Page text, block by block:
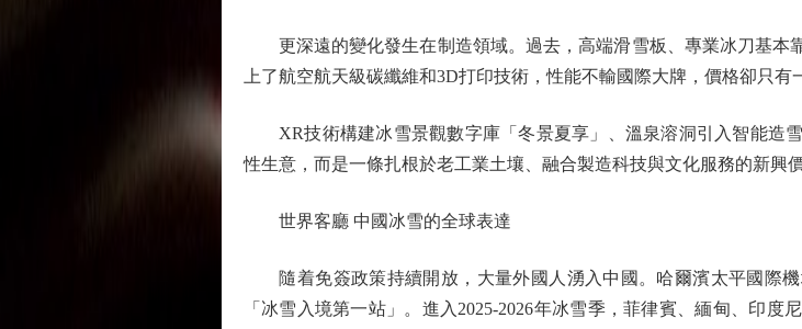
更深遠的變化發生在制造領域。過去，高端滑雪板、專業冰刀基本
上了航空航天級碳纖維和3D打印技術，性能不輸國際大牌，價格卻只有
XR技術構建冰雪景觀數字庫「冬景夏享」、溫泉溶洞引入智能造
性生意，而是一條扎根於老工業土壤、融合製造科技與文化服務的新興價
世界客廳 中國冰雪的全球表達
隨着免簽政策持續開放，大量外國人湧入中國。哈爾濱太平國際機
「冰雪入境第一站」。進入2025-2026年冰雪季，菲律賓、緬甸、印度